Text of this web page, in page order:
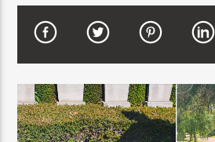
CURRENT SHOW
SALSA MATUTINA
6:00 AM 9:00 AM